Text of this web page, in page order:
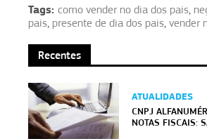
Tags: como vender no dia dos pais,
pais, presente de dia dos pais, vender
Recentes
ATUALIDADES
CNPJ
NOTAS FISCAIS: